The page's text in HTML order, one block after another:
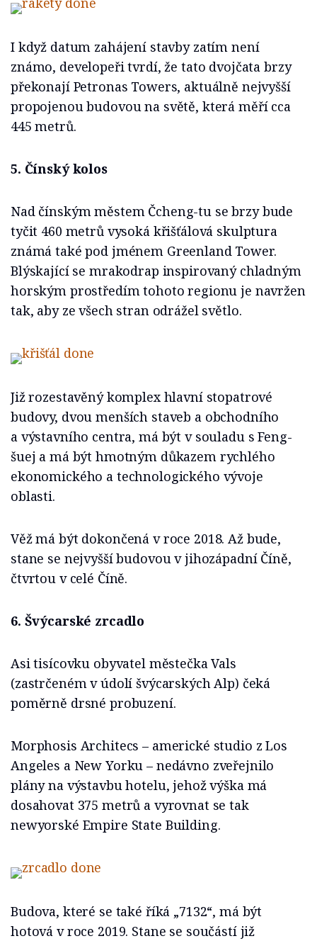
I když datum zahájení stavby zatím není
známo, developeři tvrdí, že tato dvojčata brzy
překonají Petronas Towers, aktuálně nejvyšší
propojenou budovou na světě, která měří cca
445 metrů.
5. Čínský kolos
Nad čínským městem Čcheng-tu se brzy bude
tyčit 460 metrů vysoká křišťálová skulptura
známá také pod jménem Greenland Tower.
Blýskající se mrakodrap inspirovaný chladným
horským prostředím tohoto regionu je navržen
tak, aby ze všech stran odrážel světlo.
Již rozestavěný komplex hlavní stopatrové
budovy, dvou menších staveb a obchodního
a výstavního centra, má být v souladu s Feng-
šuej a má být hmotným důkazem rychlého
ekonomického a technologického vývoje
oblasti.
Věž má být dokončená v roce 2018. Až bude,
stane se nejvyšší budovou v jihozápadní Číně,
čtvrtou v celé Číně.
6. Švýcarské zrcadlo
Asi tisícovku obyvatel městečka Vals
(zastrčeném v údolí švýcarských Alp) čeká
poměrně drsné probuzení.
Morphosis Architecs – americké studio z Los
Angeles a New Yorku – nedávno zveřejnilo
plány na výstavbu hotelu, jehož výška má
dosahovat 375 metrů a vyrovnat se tak
newyorské Empire State Building.
Budova, které se také říká „7132“, má být
hotová v roce 2019. Stane se součástí již